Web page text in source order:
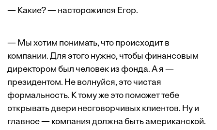
— Какие? — насторожился Егор.
— Мы хотим понимать, что происходит в
компании. Для этого нужно, чтобы финансовым
директором был человек из фонда. А я —
президентом. Не волнуйся, это чистая
формальность. К тому же это поможет тебе
открывать двери несговорчивых клиентов. Ну и
главное — компания должна быть американской.